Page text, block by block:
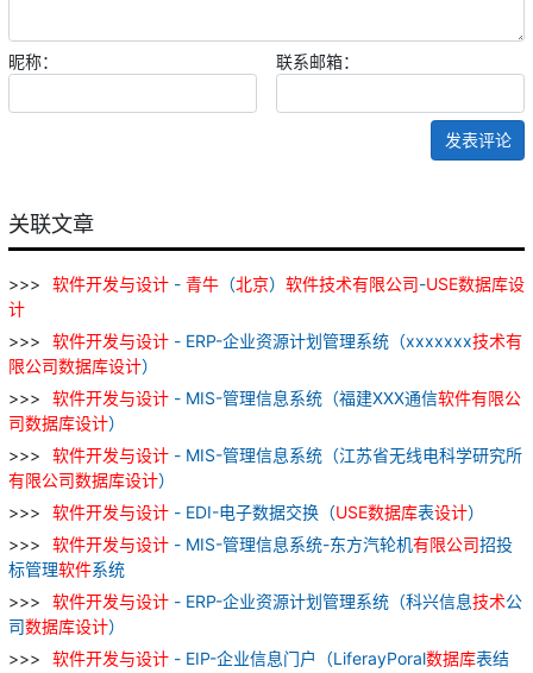
昵称： 联系邮箱：
发表评论
关联文章
软件开发与设计 - 青牛 （北京） 软件技术有限公司-USE数据库设
计
软件开发与设计 - ERP-企业资源计划管理系统（xxxxxxx技术有
限公司数据库设计）
软件开发与设计 - MIS-管理信息系统（福建XXX通信软件有限公
司数据库设计）
软件开发与设计 - MIS-管理信息系统（江苏省无线电科学研究所
有限公司数据库设计）
软件开发与设计 - EDI-电子数据交换（USE数据库表设计）
软件开发与设计 - MIS-管理信息系统-东方汽轮机有限公司招投
标管理软件系统
软件开发与设计 - ERP-企业资源计划管理系统（科兴信息技术公
司数据库设计）
软件开发与设计 - EIP-企业信息门户（LiferayPoral数据库表结